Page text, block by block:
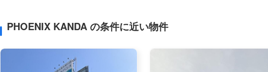
PHOENIX KANDA の条件に近い物件